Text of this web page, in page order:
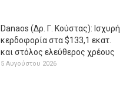
Danaos (Δρ. Γ. Κούστας): Ισχυρή
κερδοφορία στα $133,1 εκατ.
και στόλος ελεύθερος χρέους
5 Αυγούστου 2026